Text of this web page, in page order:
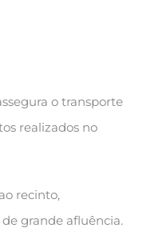
o transporte
realizados no
recinto,
grande afluência.